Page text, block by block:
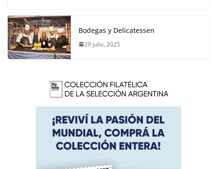
Bodegas y Delicatessen
29 julio, 2025